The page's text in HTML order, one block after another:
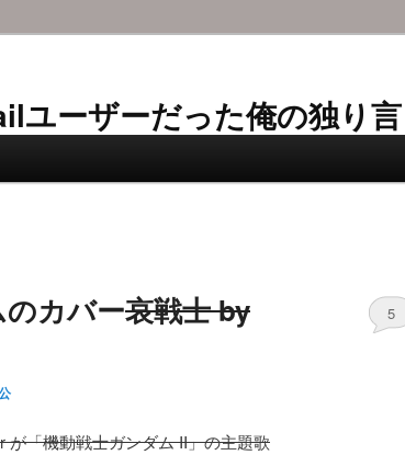
ユーザーだった俺の独り言
カバー哀戦士 by
5
が「機動戦士ガンダム II」の主題歌